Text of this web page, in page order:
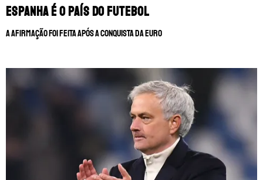
Espanha é o país do futebol
A afirmação foi feita após a conquista da Euro